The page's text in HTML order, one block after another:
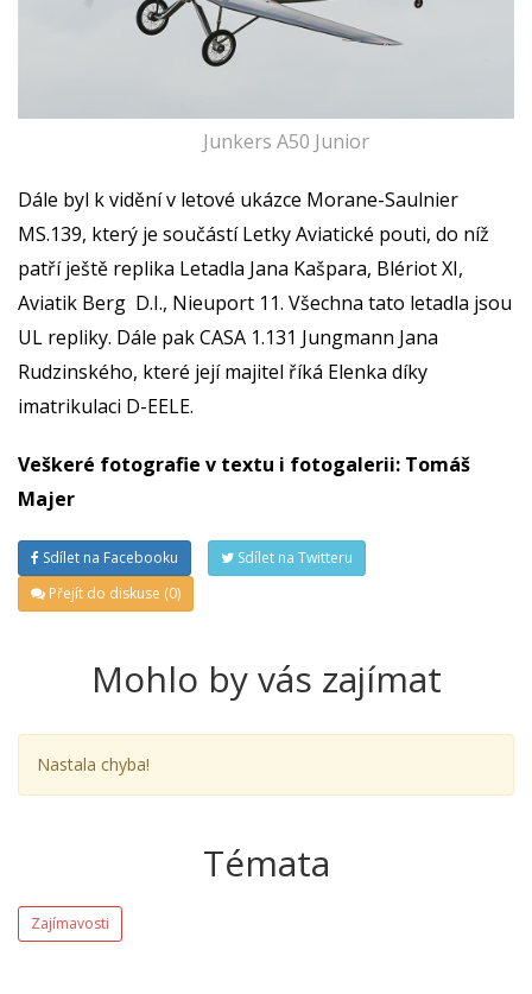
Junkers A50 Junior
Dále byl k vidění v letové ukázce Morane-Saulnier
MS.139, který je součástí Letky Aviatické pouti, do níž
patří ještě replika Letadla Jana Kašpara, Blériot XI,
Aviatik Berg D.I., Nieuport 11. Všechna tato letadla jsou
UL repliky. Dále pak CASA 1.131 Jungmann Jana
Rudzinského, které její majitel říká Elenka díky
imatrikulaci D-EELE.
Veškeré fotografie v textu i fotogalerii: Tomáš
Majer
Sdílet na Facebooku
Sdílet na Twitteru
Přejít do diskuse (0)
Mohlo by vás zajímat
Nastala chyba!
Témata
Zajímavosti